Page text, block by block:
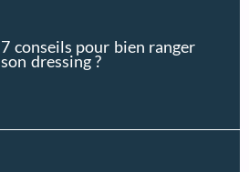
7 conseils pour bien ranger
son dressing ?